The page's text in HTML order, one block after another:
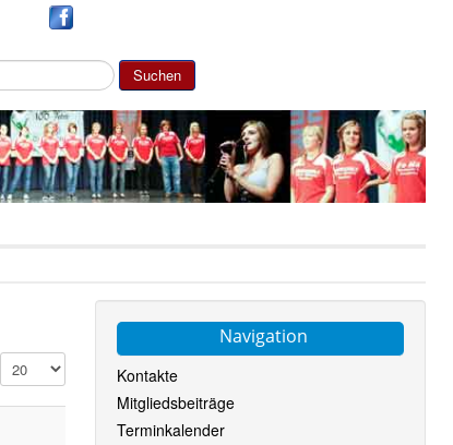
Suchen
Anzeige #
Navigation
Kontakte
Mitgliedsbeiträge
Terminkalender